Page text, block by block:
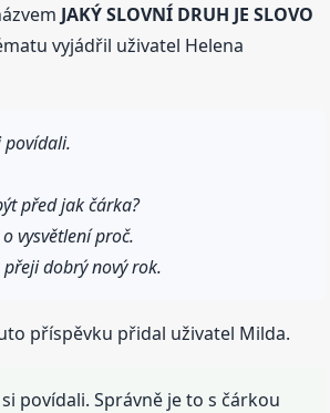
JAKÝ SLOVNÍ DRUH JE SLOVO
vyjádřil uživatel Helena
povídali.
před jak čárka?
vysvětlení proč.
dobrý nový rok.
příspěvku přidal uživatel Milda.
povídali. Správně je to s čárkou